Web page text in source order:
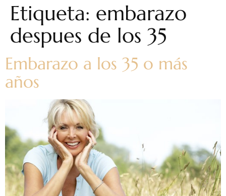
Etiqueta: embarazo
despues de los 35
Embarazo a los 35 o más
años